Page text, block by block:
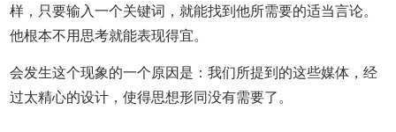
样，只要输入一个关键词，就能找到他所需要的适当言论。
他根本不用思考就能表现得宜。
会发生这个现象的一个原因是：我们所提到的这些媒体，经
过太精心的设计，使得思想形同没有需要了。